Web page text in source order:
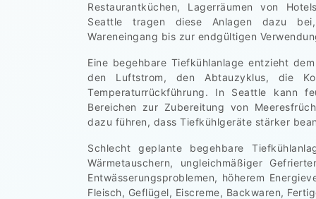
Restaurantküchen, Lagerräumen von
Seattle tragen diese Anlagen dazu
Wareneingang bis zur endgültigen
Eine begehbare Tiefkühlanlage entzieht
den Luftstrom, den Abtauzyklus, die
Temperaturrückführung. In Seattle kann
Bereichen zur Zubereitung von
dazu führen, dass Tiefkühlgeräte stärker
Schlecht geplante begehbare
Wärmetauschern, ungleichmäßiger
Entwässerungsproblemen, höherem
Fleisch, Geflügel, Eiscreme, Backwaren,